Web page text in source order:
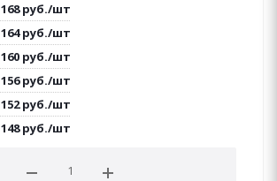
168руб./шт
164руб./шт
160 руб./шт
156руб./шт
152руб./шт
148руб./шт